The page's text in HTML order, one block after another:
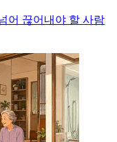
어 끊어내야 할 사람